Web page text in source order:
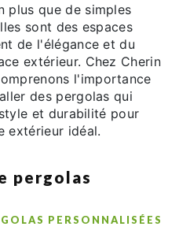
plus que de simples
sont des espaces
de l'élégance et du
extérieur. Chez Cherin
l'importance
des pergolas qui
et durabilité pour
extérieur idéal.
pergolas
PERSONNALISÉES